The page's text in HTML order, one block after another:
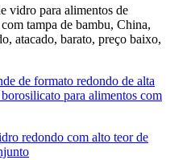
vidro para alimentos de
tampa de bambu, China,
atacado, barato, preço baixo,
de formato redondo de alta
para alimentos com
redondo com alto teor de